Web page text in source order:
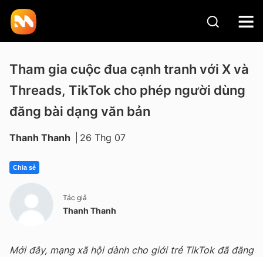
Tham gia cuộc đua cạnh tranh với X và
Threads, TikTok cho phép người dùng
đăng bài dạng văn bản
Thanh Thanh 26 Thg 07
Chia sẻ
Tác giả
Thanh Thanh
Mới đây, mạng xã hội dành cho giới trẻ TikTok đã đăng